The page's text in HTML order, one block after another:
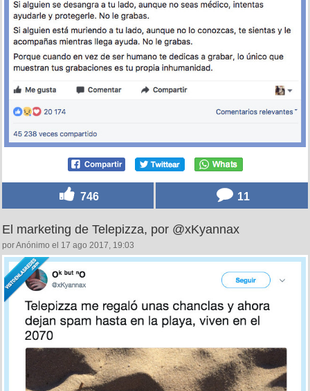
746 11
El marketing de Telepizza, por @xKyannax
por Anónimo el 17 ago 2017, 19:03